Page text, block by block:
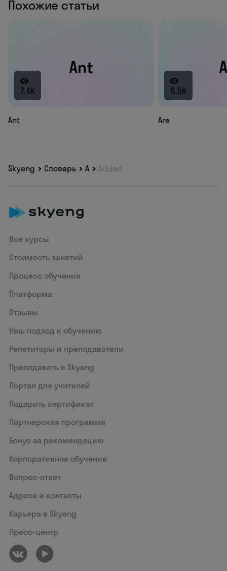
Похожие статьи
7.4K
Ant
6.5K
Are
Skyeng Словарь A Added
Все курсы
Стоимость занятий
Процесс обучения
Платформа
Отзывы
Наш подход к обучению
Репетиторы и преподаватели
Преподавать в Skyeng
Портал для учителей
Подарить сертификат
Партнерская программа
Бонус за рекомендацию
Корпоративное обучение
Вопрос-ответ
Адреса и контакты
Карьера в Skyeng
Пресс-центр